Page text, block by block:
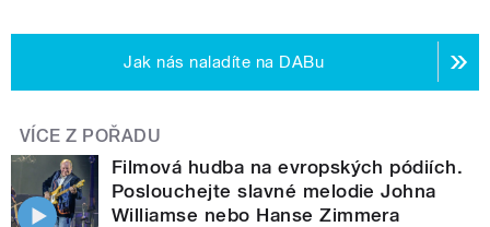
Jak nás naladíte na DABu
VÍCE Z POŘADU
Filmová hudba na evropských pódiích.
Poslouchejte slavné melodie Johna
Williamse nebo Hanse Zimmera